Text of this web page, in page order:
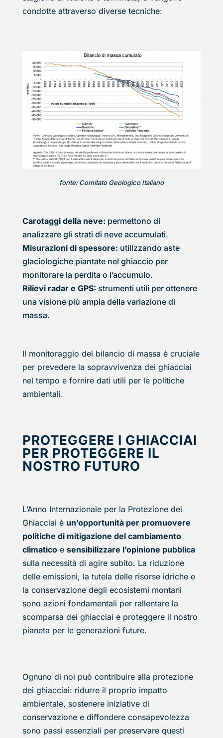
condotte attraverso diverse tecniche:
fonte: Comitato Geologico Italiano
Carotaggi della neve: permettono di
analizzare gli strati di neve accumulati.
Misurazioni di spessore: utilizzando aste
glaciologiche piantate nel ghiaccio per
monitorare la perdita o l’accumulo.
Rilievi radar e GPS: strumenti utili per ottenere
una visione più ampia della variazione di
massa.
Il monitoraggio del bilancio di massa è cruciale
per prevedere la sopravvivenza dei ghiacciai
nel tempo e fornire dati utili per le politiche
ambientali.
PROTEGGERE I GHIACCIAI
PER PROTEGGERE IL
NOSTRO FUTURO
L’Anno Internazionale per la Protezione dei
Ghiacciai è un’opportunità per promuovere
politiche di mitigazione del cambiamento
climaticoe sensibilizzare l’opinione pubblica
sulla necessità di agire subito. La riduzione
delle emissioni, la tutela delle risorse idriche e
la conservazione degli ecosistemi montani
sono azioni fondamentali per rallentare la
scomparsa dei ghiacciai e proteggere il nostro
pianeta per le generazioni future.
Ognuno di noi può contribuire alla protezione
dei ghiacciai: ridurre il proprio impatto
ambientale, sostenere iniziative di
conservazione e diffondere consapevolezza
sono passi essenziali per preservare questi